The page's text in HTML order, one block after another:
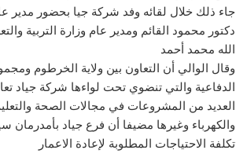
جاء ذلك خلال لقائه وفد شركة جيا بحضور مدير
دكتور محمود القائم ومدير عام وزارة التربية
الله محمد أحمد
وقال الوالي أن التعاون بين ولاية الخرطوم
الدفاعية والتي تنضوي تحت لواءها شركة جياد
العديد من المشروعات في مجالات الصحة
والكهرباء وغيرها مضيفا أن فرع جياد بأمدرمان
تكلفة الاحتياجات المطلوبة لإعادة الاعمار